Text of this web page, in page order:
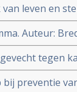
leven en
Auteur:
tegen
Cortvriendt
preventie